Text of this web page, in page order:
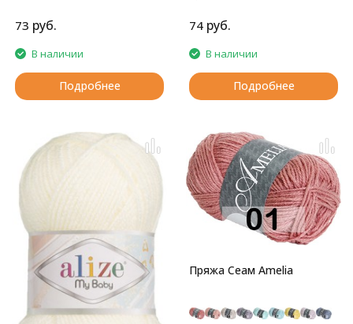
73 руб.
В наличии
Подробнее
74 руб.
В наличии
Подробнее
Пряжа Сеам Amelia